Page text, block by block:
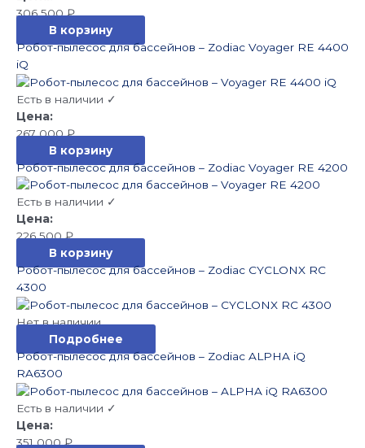
306 500₽
В корзину
Робот-пылесос для бассейнов – Zodiac Voyager RE 4400
iQ
Есть в наличии ✓
267 000₽
В корзину
Робот-пылесос для бассейнов – Zodiac Voyager RE 4200
Есть в наличии ✓
226 500₽
В корзину
Робот-пылесос для бассейнов – Zodiac CYCLONX RC
4300
Нет в наличии
Подробнее
Робот-пылесос для бассейнов – Zodiac ALPHA iQ
RA6300
Есть в наличии ✓
351 000₽